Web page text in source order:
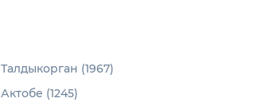
Талдыкорган (1967)
Актобе (1245)